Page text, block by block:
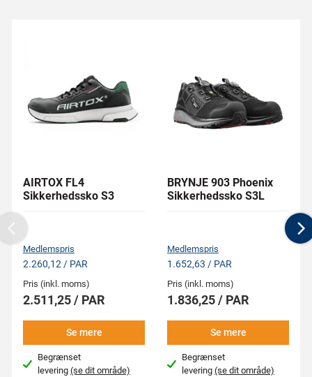
AIRTOX FL4
Sikkerhedssko S3
Medlemspris
2.260,12 / PAR
Pris (inkl. moms)
2.511,25 / PAR
Se mere
Begrænset
levering(se dit område)
BRYNJE 903 Phoenix
Sikkerhedssko S3L
Medlemspris
1.652,63 / PAR
Pris (inkl. moms)
1.836,25 / PAR
Se mere
Begrænset
levering(se dit område)
Previous